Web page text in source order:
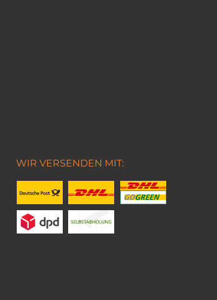
WIR VERSENDEN MIT: